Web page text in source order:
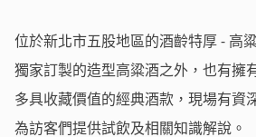
位於新北市五股地區的酒齡特厚 - 高
獨家訂製的造型高粱酒之外，也有擁
多具收藏價值的經典酒款，現場有資
為訪客們提供試飲及相關知識解說。